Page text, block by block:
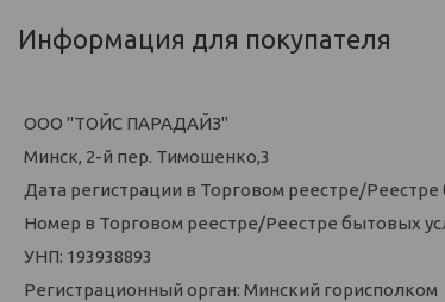
Информация для покупателя
ООО "ТОЙС ПАРАДАЙЗ"
Минск, 2-й пер. Тимошенко,3
Дата регистрации в Торговом реестре/Реестре
Номер в Торговом реестре/Реестре бытовых
УНП: 193938893
Регистрационный орган: Минский горисполком